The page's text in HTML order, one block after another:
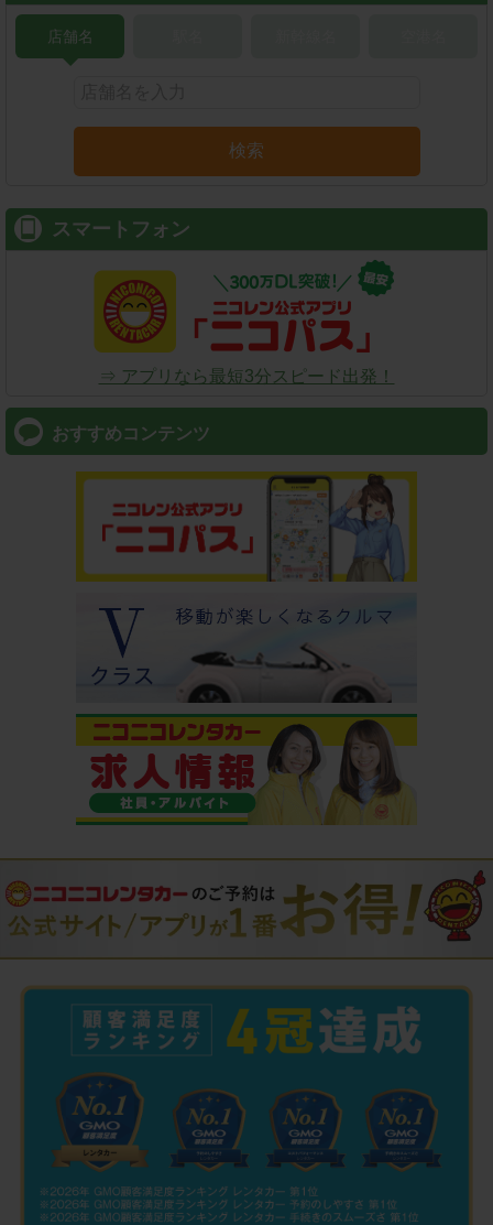
店舗名
検索
スマートフォン
⇒ アプリなら最短3分スピード出発！
おすすめコンテンツ